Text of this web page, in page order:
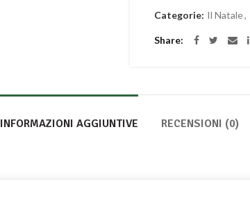
Categorie: Il Natale,
Share
INFORMAZIONI AGGIUNTIVE RECENSIONI (0)